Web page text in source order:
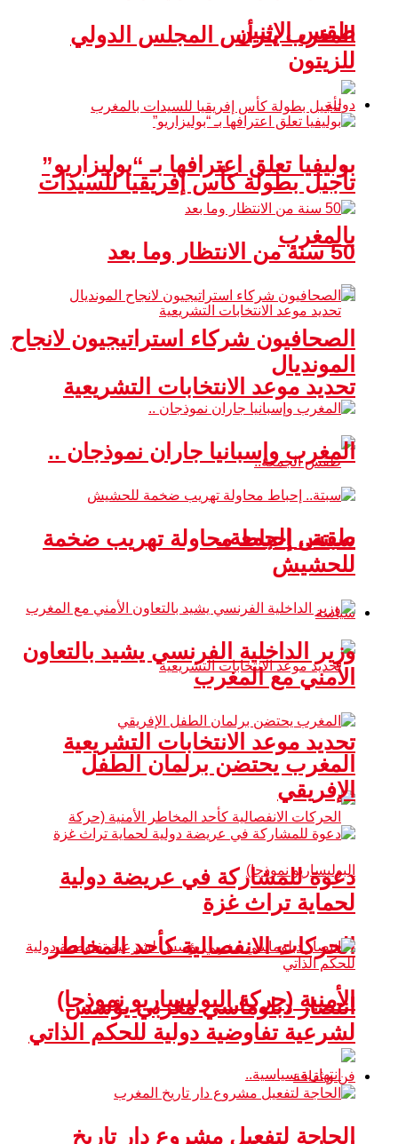
طقس الإثنين
تأجيل بطولة كأس إفريقيا للسيدات
بالمغرب
تحديد موعد الانتخابات التشريعية
طقس الجمعة..
سياسة
تحديد موعد الانتخابات التشريعية
الحركات الانفصالية كأحد المخاطر
الأمنية (حركة البوليساريو نموذجا)
المغرب يترأس المجلس الدولي
للزيتون
دولية
بوليفيا تعلق اعترافها بـ “بوليزاريو”
50 سنة من الانتظار وما بعد
الصحافيون شركاء استراتيجيون لانجاح
المونديال
المغرب وإسبانيا جاران نموذجان ..
سبتة.. إحباط محاولة تهريب ضخمة
للحشيش
وزير الداخلية الفرنسي يشيد بالتعاون
الأمني مع المغرب
المغرب يحتضن برلمان الطفل
الإفريقي
دعوة للمشاركة في عريضة دولية
لحماية تراث غزة
انتصار دبلوماسي مغربي يؤسس
لشرعية تفاوضية دولية للحكم الذاتي
فن و ثقافة
الحاجة لتفعيل مشروع دار تاريخ